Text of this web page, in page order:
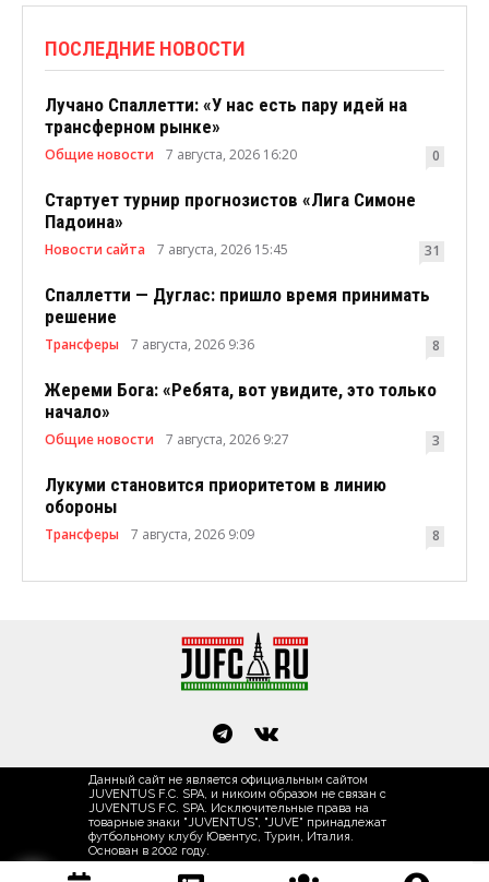
ПОСЛЕДНИЕ НОВОСТИ
Лучано Спаллетти: «У нас есть пару идей на
трансферном рынке»
Общие новости 7 августа, 2026 16:20 0
Стартует турнир прогнозистов «Лига Симоне
Падоина»
Новости сайта 7 августа, 2026 15:45 31
Спаллетти — Дуглас: пришло время принимать
решение
Трансферы 7 августа, 2026 9:36 8
Жереми Бога: «Ребята, вот увидите, это только
начало»
Общие новости 7 августа, 2026 9:27 3
Лукуми становится приоритетом в линию
обороны
Трансферы 7 августа, 2026 9:09 8
Данный сайт не является официальным сайтом
JUVENTUS F.C. SPA, и никоим образом не связан с
JUVENTUS F.C. SPA. Исключительные права на
товарные знаки "JUVENTUS", "JUVE" принадлежат
футбольному клубу Ювентус, Турин, Италия.
Основан в 2002 году.